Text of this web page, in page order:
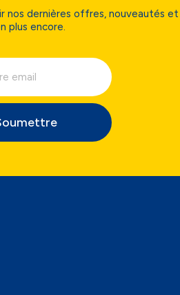
nos dernières offres, nouveautés et
plus encore.